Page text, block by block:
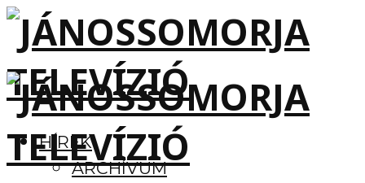
HÍREK
ARCHÍVUM